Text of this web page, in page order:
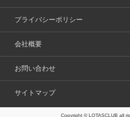
プライバシーポリシー
会社概要
お問い合わせ
サイトマップ
Copyright © LOTASCLUB all